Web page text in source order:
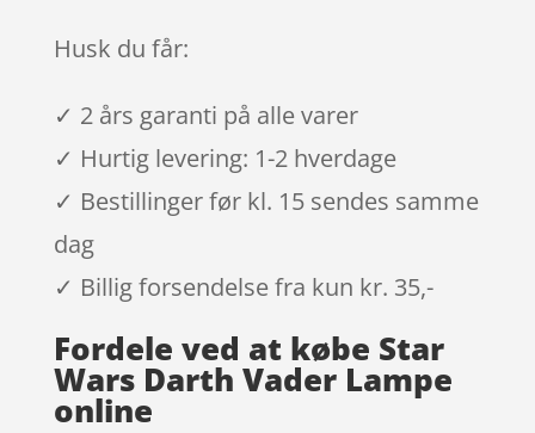
Husk du får:
✓ 2 års garanti på alle varer
✓ Hurtig levering: 1-2 hverdage
✓ Bestillinger før kl. 15 sendes samme
dag
✓ Billig forsendelse fra kun kr. 35,-
Fordele ved at købe Star
Wars Darth Vader Lampe
online